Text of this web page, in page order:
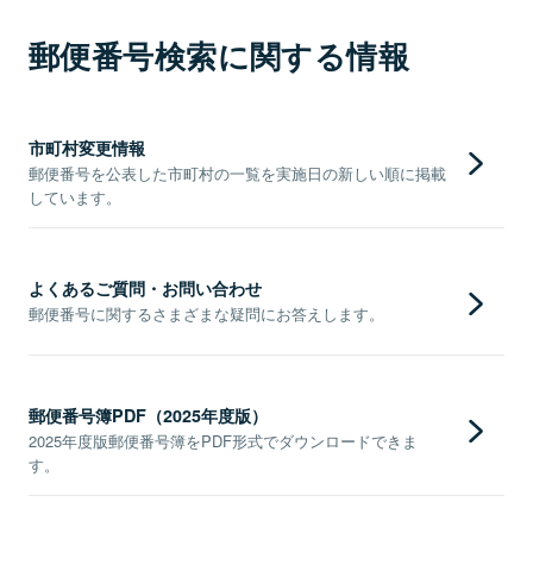
郵便番号検索に関する情報
市町村変更情報
郵便番号を公表した市町村の一覧を実施日の新しい順に掲載
しています。
よくあるご質問・お問い合わせ
郵便番号に関するさまざまな疑問にお答えします。
郵便番号簿PDF（2025年度版）
2025年度版郵便番号簿をPDF形式でダウンロードできま
す。